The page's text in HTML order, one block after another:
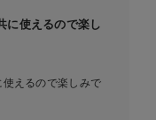
に使えるので楽し
えるので楽しみで